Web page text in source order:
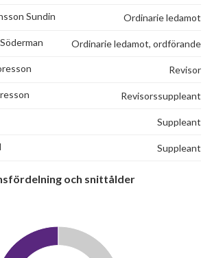
Sundin Ordinarie ledamot
Ordinarie ledamot, ordförande
Revisor
Revisorssuppleant
Suppleant
Suppleant
och snittålder